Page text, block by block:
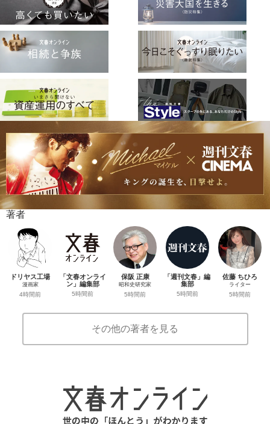
著者
ドリヤス工場
漫画家
4時間前
「文春オンライ
ン」編集部
5時間前
保阪 正康
昭和史研究家
5時間前
「週刊文春」編
集部
5時間前
佐藤 ちひろ
ライター
5時間前
その他の著者を見る